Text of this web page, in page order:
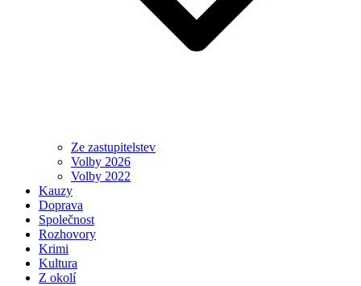
Ze zastupitelstev
Volby 2026
Volby 2022
Kauzy
Doprava
Společnost
Rozhovory
Krimi
Kultura
Z okolí